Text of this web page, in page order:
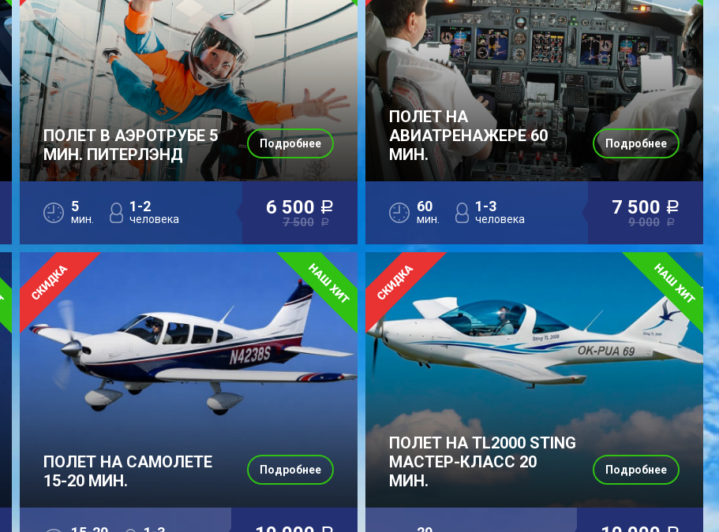
ПОЛЕТ В АЭРОТРУБЕ 5
МИН. ПИТЕРЛЭНД
5
мин.
1-2
человека
6 500 a
7 500 a
Подробнее
ПОЛЕТ НА
АВИАТРЕНАЖЕРЕ 60
МИН.
60
мин.
1-3
человека
7 500 a
9 000 a
Подробнее
ПОЛЕТ НА САМОЛЕТЕ
15-20 МИН.
Подробнее
ПОЛЕТ НА TL2000 STING
МАСТЕР-КЛАСС 20
МИН.
Подробнее